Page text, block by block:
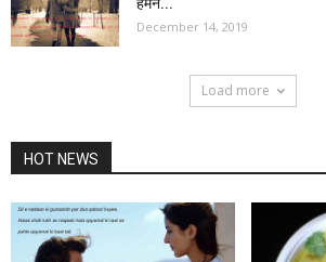
December 14, 2019
Load more
HOT NEWS